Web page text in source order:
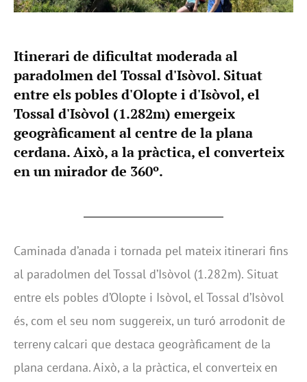
Itinerari de dificultat moderada al
paradolmen del Tossal d'Isòvol. Situat
entre els pobles d'Olopte i d'Isòvol, el
Tossal d'Isòvol (1.282m) emergeix
geogràficament al centre de la plana
cerdana. Això, a la pràctica, el converteix
en un mirador de 360º.
Caminada d’anada i tornada pel mateix itinerari fins
al paradolmen del Tossal d’Isòvol (1.282m). Situat
entre els pobles d’Olopte i Isòvol, el Tossal d’Isòvol
és, com el seu nom suggereix, un turó arrodonit de
terreny calcari que destaca geogràficament de la
plana cerdana. Això, a la pràctica, el converteix en